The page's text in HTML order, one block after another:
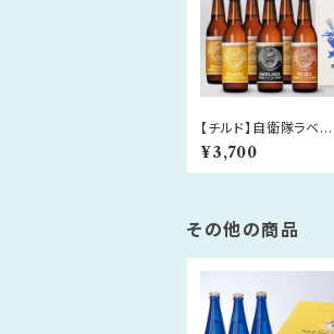
【チルド】自衛隊ラベ
ル 奥能登ビール 33
0ml×6本セット
¥3,700
その他の商品